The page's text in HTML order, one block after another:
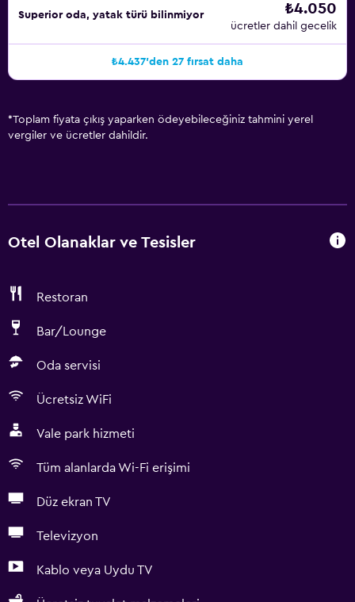
Superior oda, yatak türü bilinmiyor ₺4.050
ücretler dahil gecelik
₺4.437'den 27 fırsat daha
*Toplam fiyata çıkış yaparken ödeyebileceğiniz tahmini yerel
vergiler ve ücretler dahildir.
Otel Olanaklar ve Tesisler
Restoran
Bar/Lounge
Oda servisi
Ücretsiz WiFi
Vale park hizmeti
Tüm alanlarda Wi-Fi erişimi
Düz ekran TV
Televizyon
Kablo veya Uydu TV